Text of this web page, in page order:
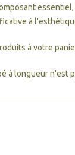
à
à votre
à longueur n'est